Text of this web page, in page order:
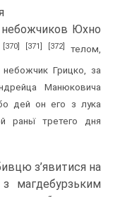
небожчиков Юхно
[370] [371] [372]
телом,
Грицко, за
Манюковича
дей он его з лука
раньї третего дня
з’явитися на
магдебурзьким